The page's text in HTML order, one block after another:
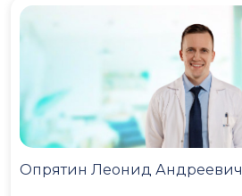
Опрятин Леонид Андреевич